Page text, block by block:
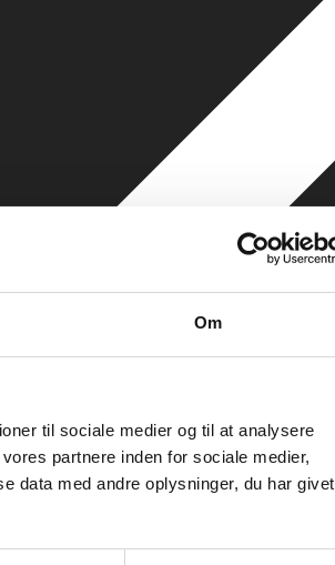
Om
til sociale medier og til at analysere
partnere inden for sociale medier,
data med andre oplysninger, du har givet